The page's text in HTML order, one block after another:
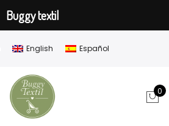
English Español
0
Buggy textil